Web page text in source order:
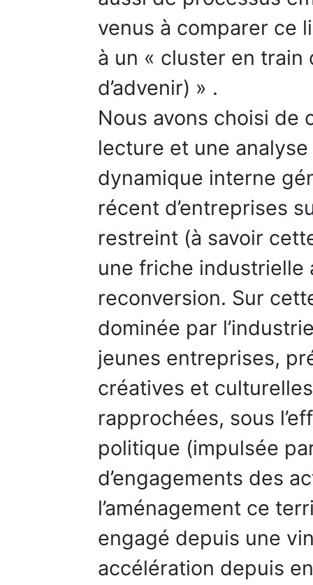
venus à comparer ce
à un « cluster en train
d’advenir) » .
Nous avons choisi de
lecture et une
dynamique interne
récent d’entreprises
restreint (à savoir
une friche industrielle
reconversion. Sur
dominée par
jeunes entreprises,
créatives et
rapprochées, sous
politique (impulsée
d’engagements des
l’aménagement ce
engagé depuis une
accélération depuis